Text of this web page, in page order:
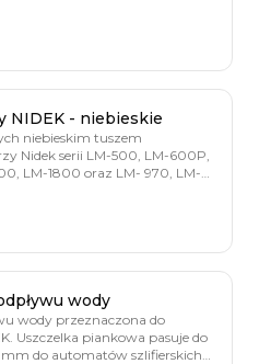
osłoną z ciemnego
występującego zwykle na
aplanacyjnych. Każdy
bezpiecznym
NIDEK - niebieskie
niebieskim tuszem
Nidek serii LM-500, LM-600P,
LM-1800 oraz LM- 970, LM-
wody
wody przeznaczona do
do
do automatów szlifierskich